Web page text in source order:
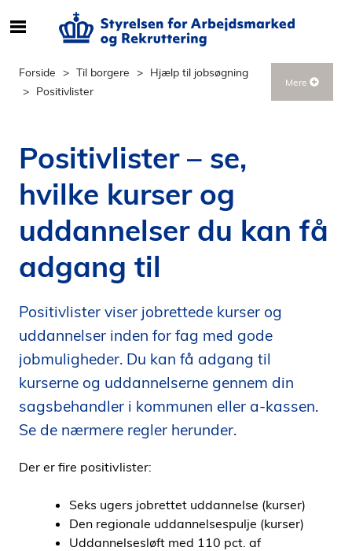
e
r
n
h
l
p
å
i
d
e
n
Forside Til borgere
Hjælp til jobsøgning
Positivlister
Mere
Positivlister – se,
hvilke kurser og
uddannelser du kan få
adgang til
Positivlister viser jobrettede kurser og
uddannelser inden for fag med gode
jobmuligheder. Du kan få adgang til
kurserne og uddannelserne gennem din
sagsbehandler i kommunen eller a-kassen.
Se de nærmere regler herunder.
Der er fire positivlister:
Seks ugers jobrettet uddannelse (kurser)
Den regionale uddannelsespulje (kurser)
Uddannelsesløft med 110 pct. af